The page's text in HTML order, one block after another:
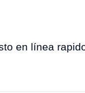
en línea